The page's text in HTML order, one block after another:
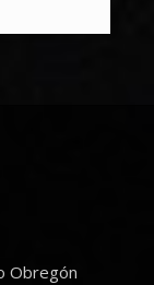
Obregón